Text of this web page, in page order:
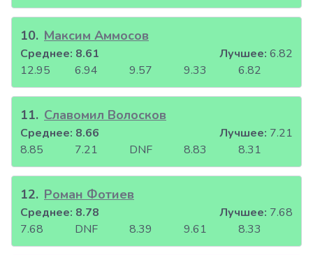
10. Максим Аммосов
12.95 6.94 9.57 9.33 6.82
Среднее: 8.61 Лучшее: 6.82
11. Славомил Волосков
8.85 7.21 DNF 8.83 8.31
Среднее: 8.66 Лучшее: 7.21
12. Роман Фотиев
7.68 DNF 8.39 9.61 8.33
Среднее: 8.78 Лучшее: 7.68